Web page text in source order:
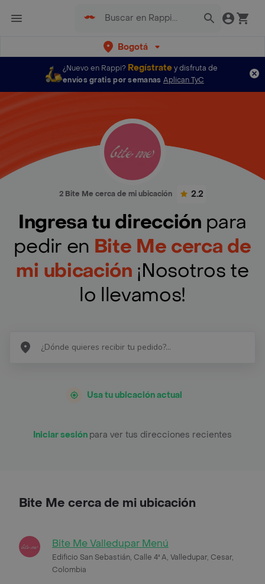
Bogotá
¿Nuevo en Rappi? Regístratey disfruta de
envíos gratis por semanas Aplican TyC
2 Bite Me cerca de mi ubicación 2.2
Ingresa tu dirección para
pedir en Bite Me cerca de
mi ubicación ¡Nosotros te
lo llevamos!
Usa tu ubicación actual
Iniciar sesión para ver tus direcciones recientes
Bite Me cerca de mi ubicación
Bite Me Valledupar Menú
Edificio San Sebastián, Calle 4ª A, Valledupar, Cesar,
Colombia